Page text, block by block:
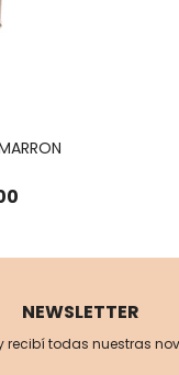
NEWSLETTER
recibí todas nuestras